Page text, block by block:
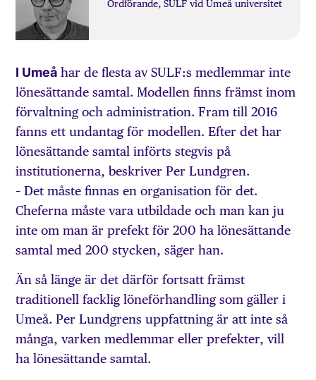
Ordförande, SULF vid Umeå universitet
I Umeå har de flesta av SULF:s medlemmar inte
lönesättande samtal. Modellen finns främst inom
förvaltning och administration. Fram till 2016
fanns ett undantag för modellen. Efter det har
lönesättande samtal införts stegvis på
institutionerna, beskriver Per Lundgren.
– Det måste finnas en organisation för det.
Cheferna måste vara utbildade och man kan ju
inte om man är prefekt för 200 ha lönesättande
samtal med 200 stycken, säger han.
Än så länge är det därför fortsatt främst
traditionell facklig löneförhandling som gäller i
Umeå. Per Lundgrens uppfattning är att inte så
många, varken medlemmar eller prefekter, vill
ha lönesättande samtal.